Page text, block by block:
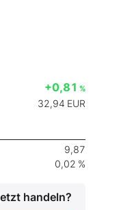
+0,81 %
32,94 EUR
9,87
0,02 %
handeln?